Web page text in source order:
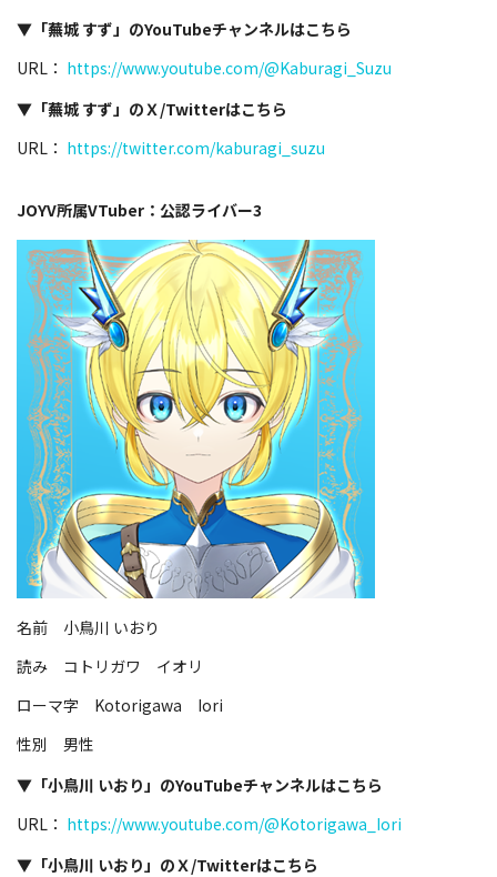
▼「蕪城 すず」のYouTubeチャンネルはこちら
URL： https://www.youtube.com/@Kaburagi_Suzu
▼「蕪城 すず」のＸ/Twitterはこちら
URL： https://twitter.com/kaburagi_suzu
JOYV所属VTuber：公認ライバー3
名前 小鳥川 いおり
読み コトリガワ イオリ
ローマ字 Kotorigawa Iori
性別 男性
▼「小鳥川 いおり」のYouTubeチャンネルはこちら
URL： https://www.youtube.com/@Kotorigawa_Iori
▼「小鳥川 いおり」のＸ/Twitterはこちら